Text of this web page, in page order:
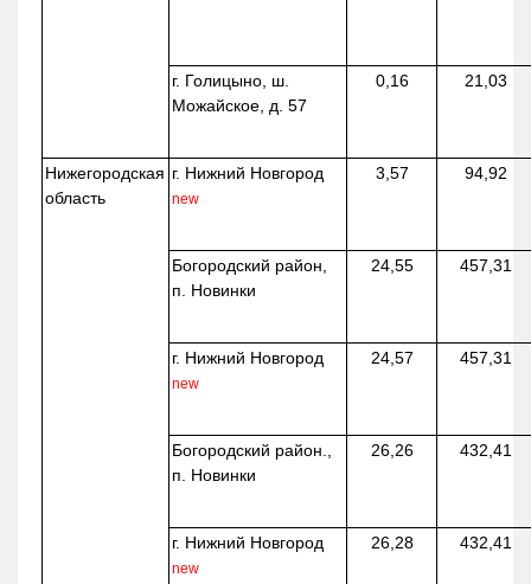
г. Голицыно, ш.
Можайское, д. 57
0,16 21,03
Нижегородская
область
г. Нижний Новгород
new
3,57 94,92
Богородский район,
п. Новинки
24,55 457,31
г. Нижний Новгород
new
24,57 457,31
Богородский район.,
п. Новинки
26,26 432,41
г. Нижний Новгород
new
26,28 432,41